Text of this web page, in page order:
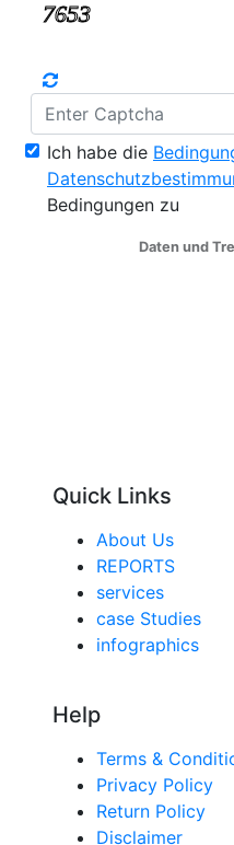
Ich habe die
Bedingungen zu
Daten und
Quick Links
About Us
REPORTS
services
case Studies
infographics
Help
Terms &
Privacy Policy
Return Policy
Disclaimer